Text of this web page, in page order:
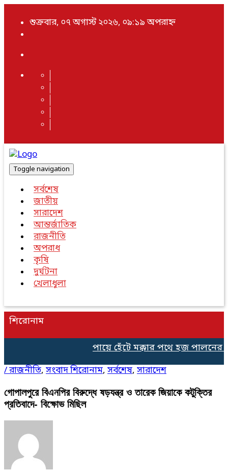
শুক্রবার, ০৭ অগাস্ট ২০২৬, ০৯:১৯ অপরাহ্ন
Toggle navigation
সর্বশেষ
জাতীয়
সারাদেশ
আন্তর্জাতিক
রাজনীতি
অপরাধ
কৃষি
দুর্ঘটনা
খেলাধুলা
শিরোনাম
পায়ে হেঁটে মক্কার পথে হজ পালনের
/রাজনীতি, সংবাদ শিরোনাম, সর্বশেষ, সারাদেশ
গোপালপুরে বিএনপির বিরুদ্ধে ষড়যন্ত্র ও তারেক জিয়াকে কটুক্তির
প্রতিবাদে- বিক্ষোভ মিছিল